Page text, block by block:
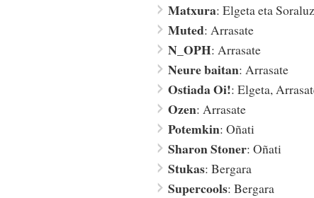
Matxura: Elgeta eta
Muted: Arrasate
N_OPH: Arrasate
Neure baitan: Arrasate
Ostiada Oi!: Elgeta,
Ozen: Arrasate
Potemkin: Oñati
Sharon Stoner: Oñati
Stukas: Bergara
Supercools: Bergara